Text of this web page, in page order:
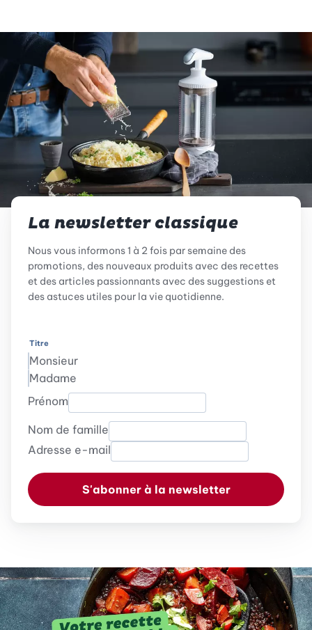
La newsletter classique
Nous vous informons 1 à 2 fois par semaine des
promotions, des nouveaux produits avec des recettes
et des articles passionnants avec des suggestions et
des astuces utiles pour la vie quotidienne.
Titre
Monsieur
Madame
Prénom
Nom de famille
Adresse e-mail
S'abonner à la newsletter